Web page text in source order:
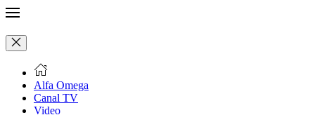
Alfa Omega
Canal TV
Video